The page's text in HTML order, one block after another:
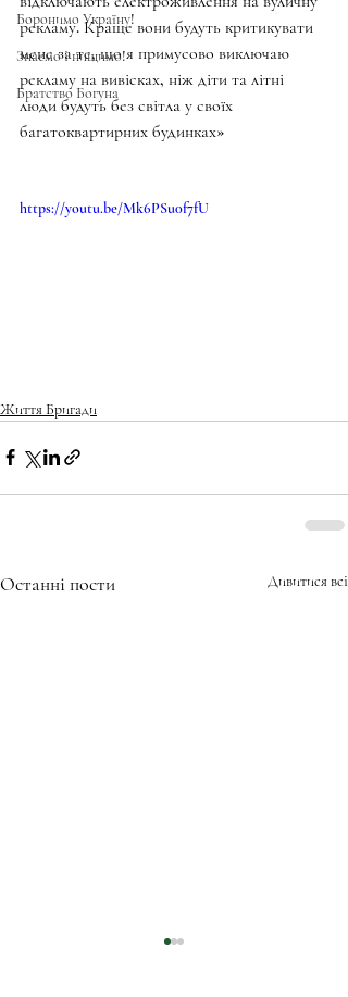
Боронимо Україну!
Знаємо і нищимо!
Братство Богуна
рекламу. Краще вони будуть критикувати
мене за те, що я примусово виключаю
рекламу на вивісках, ніж діти та літні
люди будуть без світла у своїх
багатоквартирних будинках»
https://youtu.be/Mk6PSu0f7fU
Життя Бригади
Останні пости Дивитися всі